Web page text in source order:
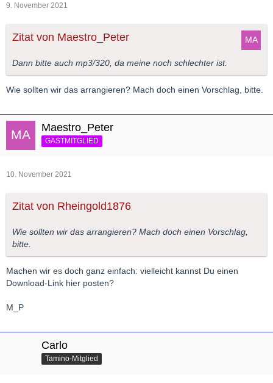
9. November 2021
Zitat von Maestro_Peter
Dann bitte auch mp3/320, da meine noch schlechter ist.
Wie sollten wir das arrangieren? Mach doch einen Vorschlag, bitte.
Maestro_Peter
GASTMITGLIED
10. November 2021
Zitat von Rheingold1876
Wie sollten wir das arrangieren? Mach doch einen Vorschlag,
bitte.
Machen wir es doch ganz einfach: vielleicht kannst Du einen
Download-Link hier posten?
M_P
Carlo
Tamino-Mitglied